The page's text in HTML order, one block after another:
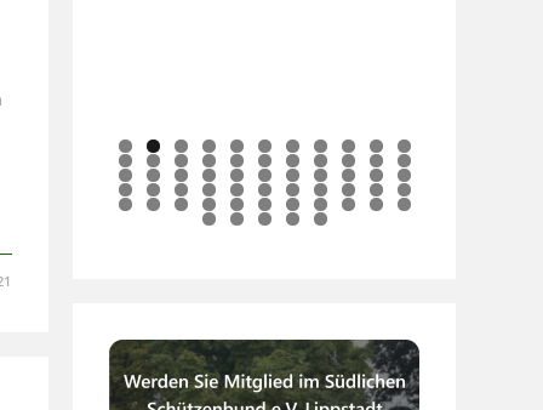
0 1
2 3 4 5 6 7 8 9 0 1 2
3 4 5 6 7 8 9 0 1 2 3
4 5 6 7 8 9 0 1 2 3 4
5 6 7 8 9 0 1 2 3 4 5
6 7 8 9 0